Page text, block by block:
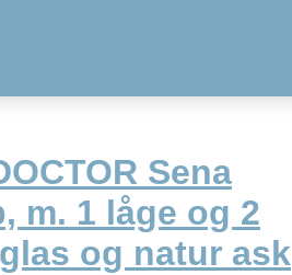
Sena
m. 1 låge og 2
og natur ask